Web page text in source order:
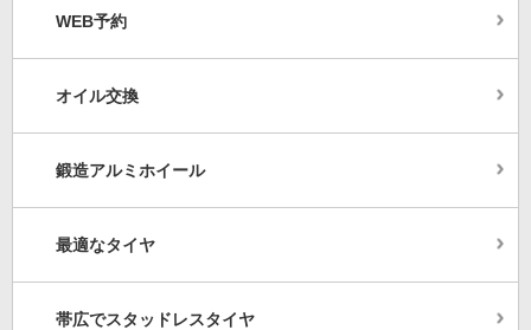
WEB予約
オイル交換
鍛造アルミホイール
最適なタイヤ
帯広でスタッドレスタイヤ